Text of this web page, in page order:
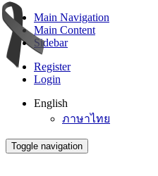
Main Navigation
Main Content
Sidebar
Register
Login
English
ภาษาไทย
Toggle navigation